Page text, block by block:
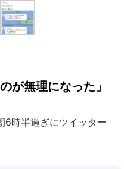
が無理になった」
時半過ぎにツイッター